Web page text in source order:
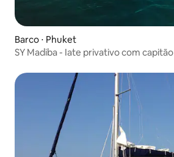
Barco ⋅ Phuket
SY Madiba - Iate privativo com capitão